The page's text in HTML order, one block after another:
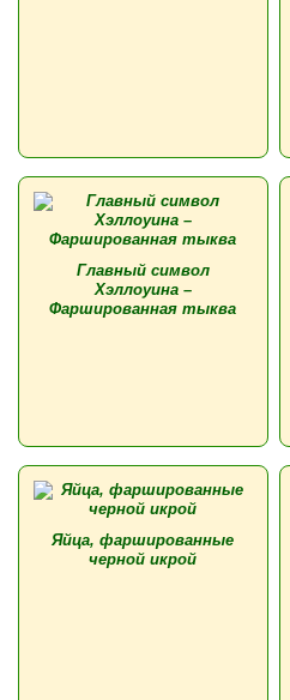
Главный символ
Хэллоуина –
Фаршированная тыква
Яйца, фаршированные
черной икрой